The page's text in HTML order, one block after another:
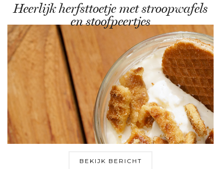
Heerlijk herfsttoetje met stroopwafels
en stoofpeertjes
BEKIJK BERICHT